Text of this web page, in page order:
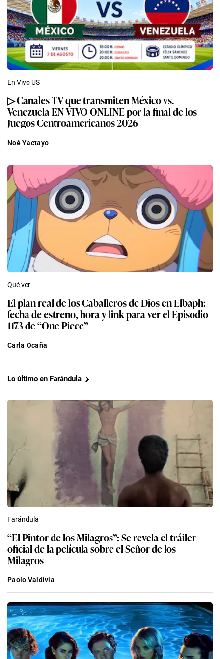
En Vivo US
▷ Canales TV que transmiten México vs.
Venezuela EN VIVO ONLINE por la final de los
Juegos Centroamericanos 2026
Noé Yactayo
Qué ver
El plan real de los Caballeros de Dios en Elbaph:
fecha de estreno, hora y link para ver el Episodio
1173 de “One Piece”
Carla Ocaña
Lo último en Farándula
Farándula
“El Pintor de los Milagros”: Se revela el tráiler
oficial de la película sobre el Señor de los
Milagros
Paolo Valdivia